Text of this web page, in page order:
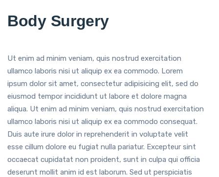
Body Surgery
Ut enim ad minim veniam, quis nostrud exercitation
ullamco laboris nisi ut aliquip ex ea commodo. Lorem
ipsum dolor sit amet, consectetur adipisicing elit, sed do
eiusmod tempor incididunt ut labore et dolore magna
aliqua. Ut enim ad minim veniam, quis nostrud exercitation
ullamco laboris nisi ut aliquip ex ea commodo consequat.
Duis aute irure dolor in reprehenderit in voluptate velit
esse cillum dolore eu fugiat nulla pariatur. Excepteur sint
occaecat cupidatat non proident, sunt in culpa qui officia
deserunt mollit anim id est laborum. Sed ut perspiciatis